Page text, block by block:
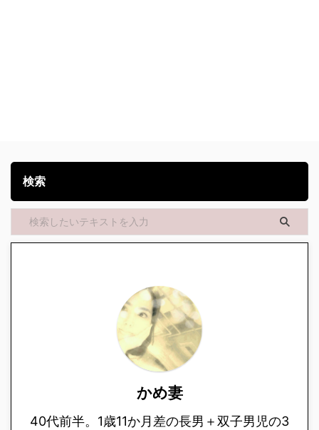
検索
かめ妻
40代前半。1歳11か月差の長男＋双子男児の3